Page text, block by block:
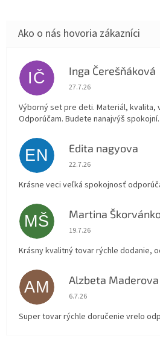
IČ Inga Čerešňáková
Hodnotenie obchodu je 5
27.7.26
Výborný set pre deti. Materiál, kvalita,
Odporúčam. Budete nanajvýš spokojní.
EN Edita nagyova
Hodnotenie obchodu je 5
22.7.26
Krásne veci veľká spokojnosť
MŠ Martina
Hodnotenie obchodu je 5
19.7.26
Krásny kvalitný tovar rýchle dodanie,
AM Alzbeta Maderova
Hodnotenie obchodu je 5
6.7.26
Super tovar rýchle doručenie vrelo